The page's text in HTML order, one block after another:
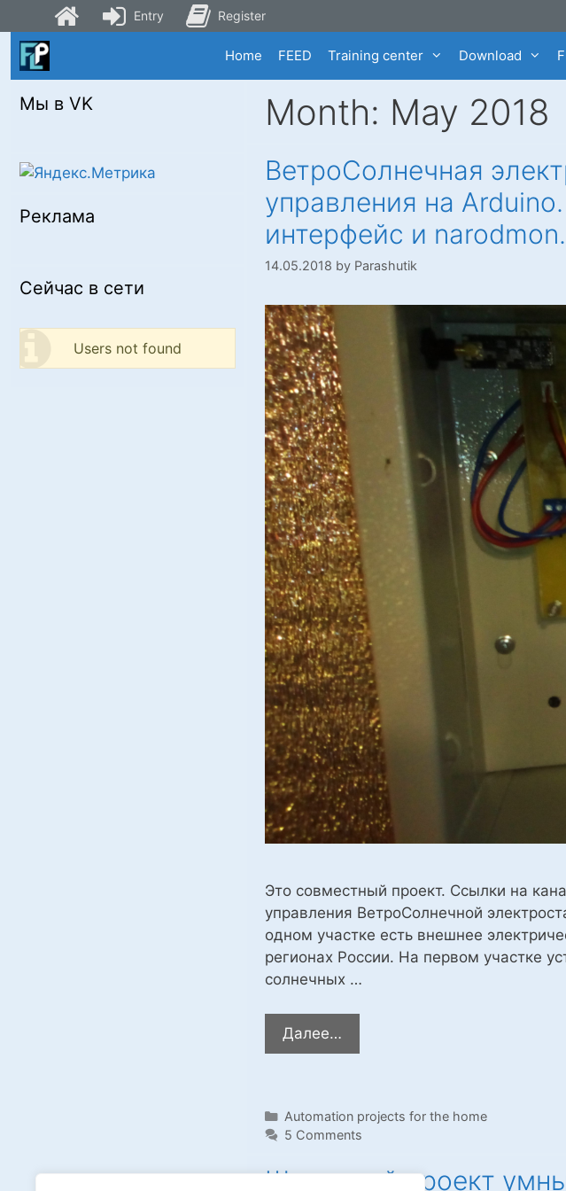
Skip
Home FEED Training center Download
Month: May 2018
ВетроСолнечная
управления на
интерфейс и
14.05.2018 by Parashutik
Это совместный проект. Ссылки на
управления ВетроСолнечной
одном участке есть внешнее
регионах России. На первом участке
солнечных …
Далее…
электростанция,
логирования
и
Categories
Automation projects for the home
5 Comments
Школьный проект
Мы в VK
Реклама
Сейчас в сети
Users not found
Entry Register